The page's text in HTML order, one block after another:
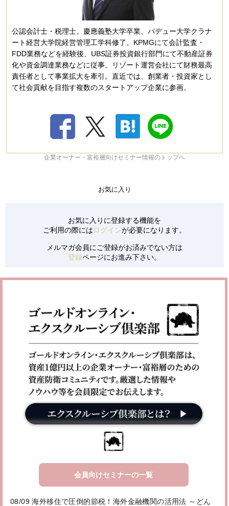
公認会計士・税理士。慶應義塾大学卒業、パデュー大学クラナ
ート経営大学院経営管理工学科修了。KPMGにて会計監査・
FDD業務などを経験後、UBS証券投資銀行部門にて不動産証券
化や資金調達業務などに従事。リゾート運営会社にて財務最高
責任者として事業拡大を牽引。直近では、創業者・投資家とし
て社会貢献を目指す複数のスタートアップ企業に参画。
企業オーナー・富裕層向けセミナー情報のトップへ
お気に入り
お気に入りに登録する機能を
ご利用の際にはログインが必要になります。
メルマガ会員にご登録がお済みでない方は
登録ページにお進み下さい。
会員向けセミナーの一覧
08/09 海外移住で圧倒的節税！海外金融機関の活用法 ～どん